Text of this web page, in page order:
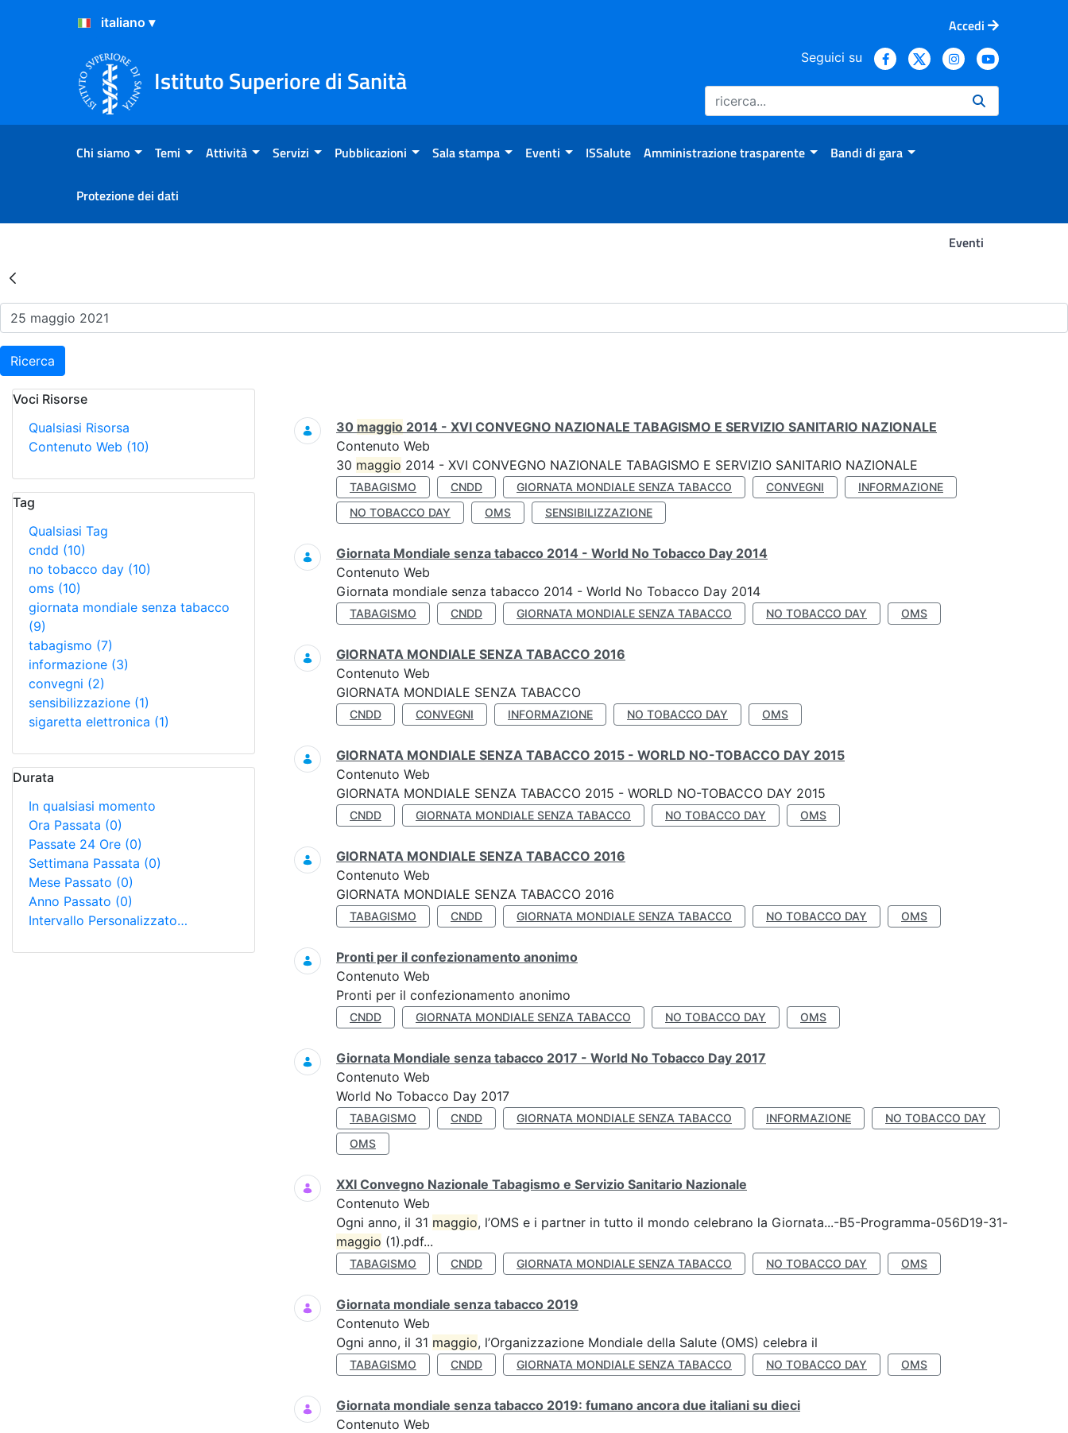
Salta al Contenuto
Salta al Footer
Accedi
Istituto Superiore di Sanità
Seguici su
Chi siamo Temi Attività Servizi Pubblicazioni Sala stampa Eventi ISSalute Amministrazione trasparente Bandi di gara
Protezione dei dati
Eventi
Risultati della Ricerca - Eventi
Ricerca
Voci Risorse
Qualsiasi Risorsa
Contenuto Web (10)
Tag
Qualsiasi Tag
cndd (10)
no tobacco day (10)
oms (10)
giornata mondiale senza tabacco
(9)
tabagismo (7)
informazione (3)
convegni (2)
sensibilizzazione (1)
sigaretta elettronica (1)
Durata
In qualsiasi momento
Ora Passata (0)
Passate 24 Ore (0)
Settimana Passata (0)
Mese Passato (0)
Anno Passato (0)
Intervallo Personalizzato…
Ricerca
30 maggio 2014 - XVI CONVEGNO NAZIONALE TABAGISMO E SERVIZIO SANITARIO NAZIONALE
Contenuto Web
30 maggio 2014 - XVI CONVEGNO NAZIONALE TABAGISMO E SERVIZIO SANITARIO NAZIONALE
TABAGISMO CNDD GIORNATA MONDIALE SENZA TABACCO CONVEGNI
INFORMAZIONE
NO TOBACCO DAY
OMS SENSIBILIZZAZIONE
Giornata Mondiale senza tabacco 2014 - World No Tobacco Day 2014
Contenuto Web
Giornata mondiale senza tabacco 2014 - World No Tobacco Day 2014
TABAGISMO CNDD GIORNATA MONDIALE SENZA TABACCO NO TOBACCO DAY OMS
GIORNATA MONDIALE SENZA TABACCO 2016
Contenuto Web
GIORNATA MONDIALE SENZA TABACCO
CNDD CONVEGNI INFORMAZIONE NO TOBACCO DAY OMS
GIORNATA MONDIALE SENZA TABACCO 2015 - WORLD NO-TOBACCO DAY 2015
Contenuto Web
GIORNATA MONDIALE SENZA TABACCO 2015 - WORLD NO-TOBACCO DAY 2015
CNDD GIORNATA MONDIALE SENZA TABACCO NO TOBACCO DAY OMS
GIORNATA MONDIALE SENZA TABACCO 2016
Contenuto Web
GIORNATA MONDIALE SENZA TABACCO 2016
TABAGISMO CNDD GIORNATA MONDIALE SENZA TABACCO NO TOBACCO DAY OMS
Pronti per il confezionamento anonimo
Contenuto Web
Pronti per il confezionamento anonimo
CNDD GIORNATA MONDIALE SENZA TABACCO NO TOBACCO DAY OMS
Giornata Mondiale senza tabacco 2017 - World No Tobacco Day 2017
Contenuto Web
World No Tobacco Day 2017
TABAGISMO CNDD GIORNATA MONDIALE SENZA TABACCO INFORMAZIONE
NO TOBACCO DAY
OMS
XXI Convegno Nazionale Tabagismo e Servizio Sanitario Nazionale
Contenuto Web
Ogni anno, il 31 maggio, l’OMS e i partner in tutto il mondo celebrano la Giornata...-B5-Programma-056D19-31-
maggio (1).pdf...
TABAGISMO CNDD GIORNATA MONDIALE SENZA TABACCO NO TOBACCO DAY OMS
Giornata mondiale senza tabacco 2019
Contenuto Web
Ogni anno, il 31 maggio, l’Organizzazione Mondiale della Salute (OMS) celebra il
TABAGISMO CNDD GIORNATA MONDIALE SENZA TABACCO NO TOBACCO DAY OMS
Giornata mondiale senza tabacco 2019: fumano ancora due italiani su dieci
Contenuto Web